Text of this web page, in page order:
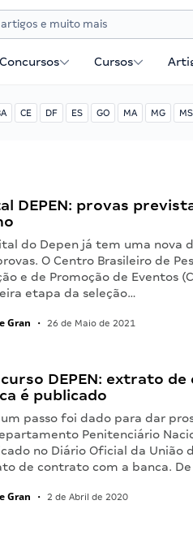
Concursos Cursos
CE DF ES GO MA MG MS
DEPEN: provas
do Depen já tem uma nova
O Centro Brasileiro de
e de Promoção de Eventos
etapa da seleção…
Gran • 26 de Maio de 2021
DEPEN: extrato
é publicado
um passo foi dado para dar
Penitenciário
no Diário Oficial da União
de contrato com a banca.
Gran • 2 de Abril de 2020